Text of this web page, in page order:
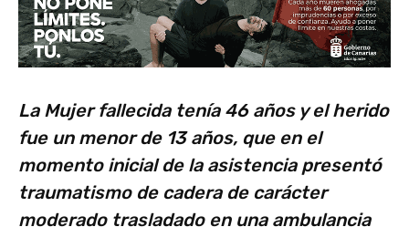
La Mujer fallecida tenía 46 años y el herido
fue un menor de 13 años, que en el
momento inicial de la asistencia presentó
traumatismo de cadera de carácter
moderado trasladado en una ambulancia